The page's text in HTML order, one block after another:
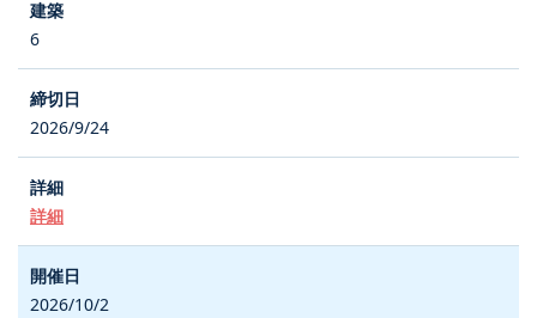
6
2026/9/24
詳細
2026/10/2